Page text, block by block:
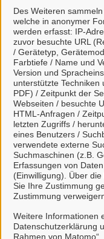
Des Weiteren
welche in anonymer
werden erfasst: IP-
zuvor besuchte URL
/ Gerätetyp,
Farbtiefe / Name und
Version und
unterstützte Techniken
PDF) / Zeitpunkt der
Webseiten / besuchte
HTML-Anfragen /
letzten Zugriffs /
eines Benutzers /
verwendete externe
Suchmaschinen (z.B.
Erfassungen von
(Einwilligung). Über
Sie Ihre Zustimmung
Zustimmung
Weitere Informationen
Datenschutzerklärung
Rahmen von Matomo“.
Mit einem Klick
anmelden" haben
genommen und
Daten aus dem
Weener ein.
Erklärvideo
Mit Klick auf
das Video
wird an
Nähere
unserer
So